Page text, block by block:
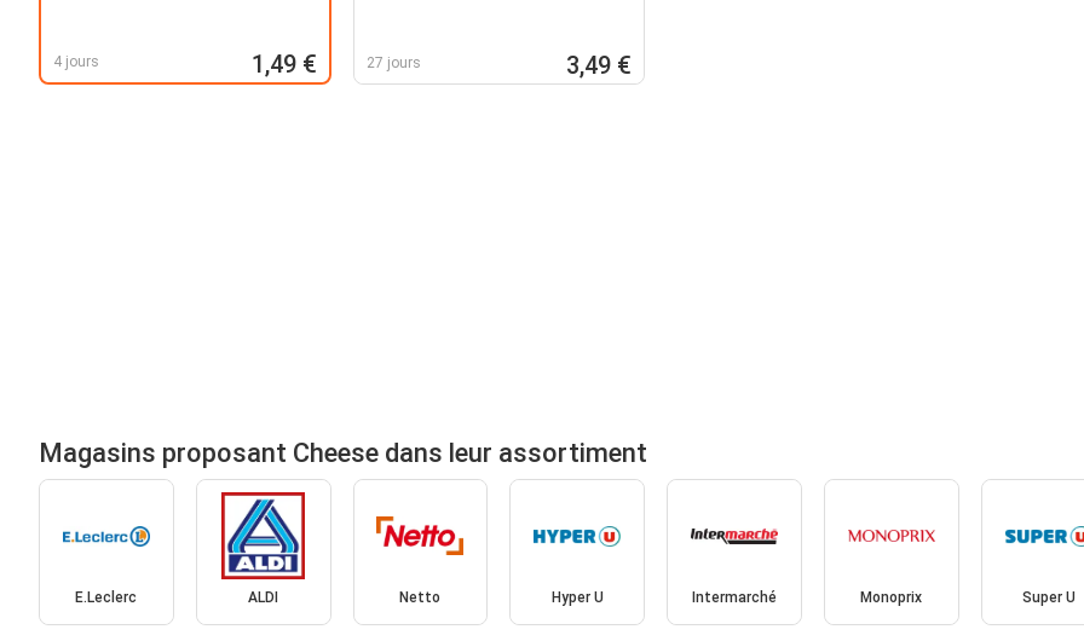
4 jours 1,49 € 27 jours 3,49 €
Magasins proposant Cheese dans leur assortiment
E.Leclerc ALDI Netto Hyper U Intermarché Monoprix Super U